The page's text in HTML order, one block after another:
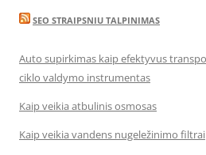
SEO STRAIPSNIU TALPINIMAS
Auto supirkimas kaip efektyvus
ciklo valdymo instrumentas
Kaip veikia atbulinis osmosas
Kaip veikia vandens nugeležinimo filtrai